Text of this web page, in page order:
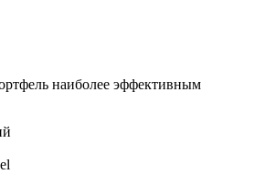
наиболее эффективным